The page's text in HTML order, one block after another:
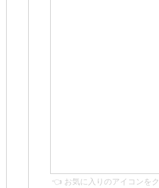
👈 お気に入りのアイコンをク